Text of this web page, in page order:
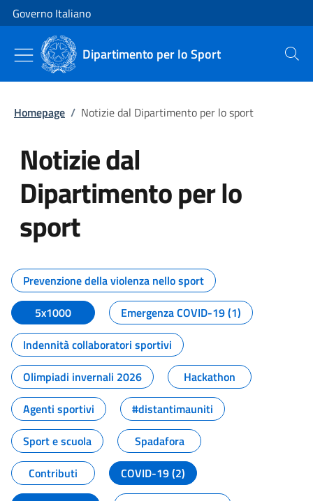
Vai al contenuto
Vai alla navigazione del sito
Governo Italiano
Dipartimento per lo Sport Cerca
Homepage / Notizie dal Dipartimento per lo sport
Notizie dal
Dipartimento per lo
sport
Tutti i contenuti della pagina
Prevenzione della violenza nello sport
5x1000
Emergenza COVID-19 (1)
Indennità collaboratori sportivi
Olimpiadi invernali 2026
Hackathon
Agenti sportivi
#distantimauniti
Sport e scuola
Spadafora
Contributi
COVID-19 (2)